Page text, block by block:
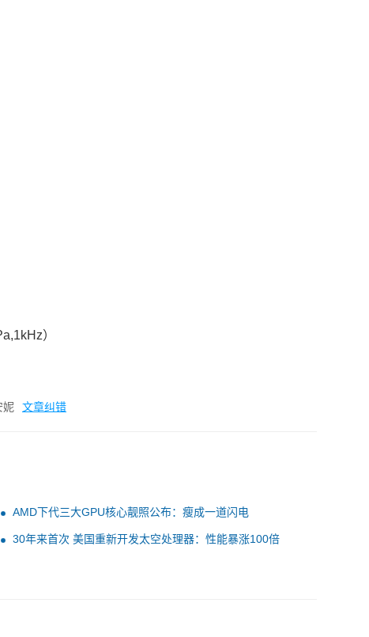
）
妮 文章纠错
AMD下代三大GPU核心靓照公布：瘦成一道闪电
30年来首次 美国重新开发太空处理器：性能暴涨100倍